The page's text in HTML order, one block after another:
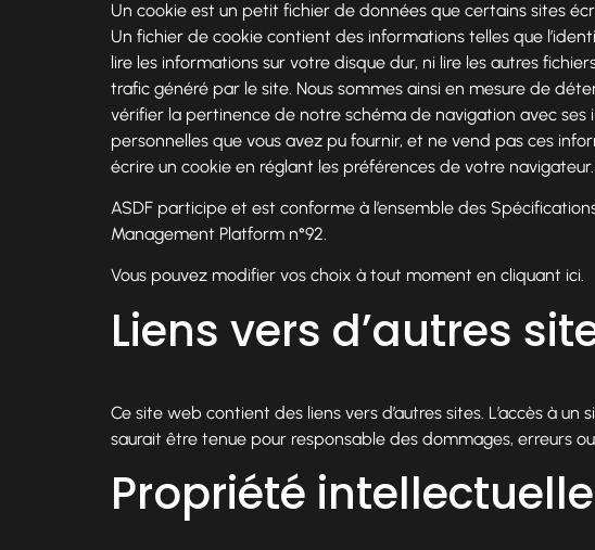
Un cookie est un petit fichier de données que certains sites
Un fichier de cookie contient des informations telles que
lire les informations sur votre disque dur, ni lire les autres
trafic généré par le site. Nous sommes ainsi en mesure de
vérifier la pertinence de notre schéma de navigation avec ses
personnelles que vous avez pu fournir, et ne vend pas ces
écrire un cookie en réglant les préférences de votre navigateur.
ASDF participe et est conforme à l’ensemble des
Management Platform n°92.
Vous pouvez modifier vos choix à tout moment en cliquant ici.
Liens vers d’autres
Ce site web contient des liens vers d’autres sites. L’accès à
saurait être tenue pour responsable des dommages, erreurs
Propriété intellectuelle